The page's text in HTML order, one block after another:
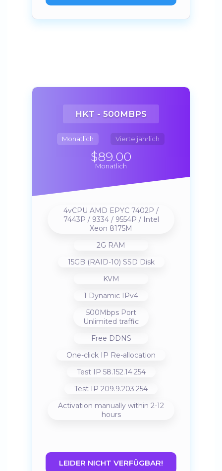
HKT - 500MBPS
Monatlich Vierteljährlich
$89.00
Monatlich
4vCPU AMD EPYC 7402P /
7443P / 9334 / 9554P / Intel
Xeon 8175M
2G RAM
15GB (RAID-10) SSD Disk
KVM
1 Dynamic IPv4
500Mbps Port
Unlimited traffic
Free DDNS
One-click IP Re-allocation
Test IP 58.152.14.254
Test IP 209.9.203.254
Activation manually within 2-12
hours
LEIDER NICHT VERFÜGBAR!